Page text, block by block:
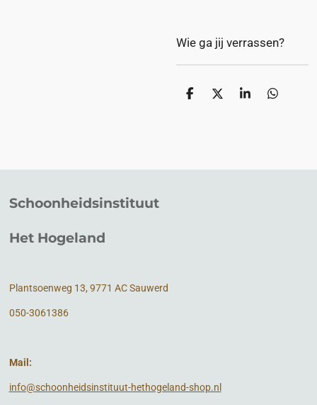
Wie ga jij verrassen?
D
D
S
D
Schoonheidsinstituut
Het Hogeland
Plantsoenweg 13, 9771 AC Sauwerd
050-3061386
Mail:
info@schoonheidsinstituut-hethogeland-shop.nl